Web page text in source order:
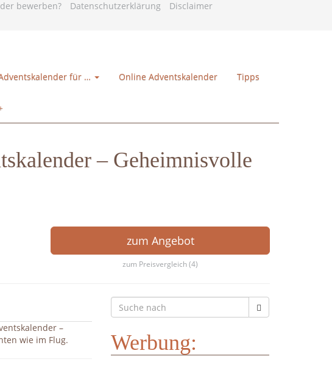
bewerben? Datenschutzerklärung
Disclaimer
für … Online Adventskalender Tipps
– Geheimnisvolle
zum Angebot
zum Preisvergleich (4)
–
wie im Flug.
Werbung: